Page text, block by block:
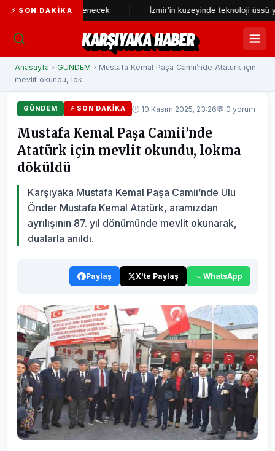
⚡ SON DAKIKA
incelenecek İzmir'in kuzeyinde teknoloji üssü yükseliyor
KARŞIYAKA HABER
Anasayfa › GÜNDEM › Mustafa Kemal Paşa Camii’nde Atatürk için
mevlit okundu, lok...
GÜNDEM ⚡ SON DAKIKA 🕐 10 Kasım 2025, 23:26💬 0 yorum
Mustafa Kemal Paşa Camii’nde
Atatürk için mevlit okundu, lokma
döküldü
Karşıyaka Mustafa Kemal Paşa Camii’nde Ulu
Önder Mustafa Kemal Atatürk, aramızdan
ayrılışının 87. yıl dönümünde mevlit okunarak,
dualarla anıldı.
Paylaş X'te Paylaş WhatsApp